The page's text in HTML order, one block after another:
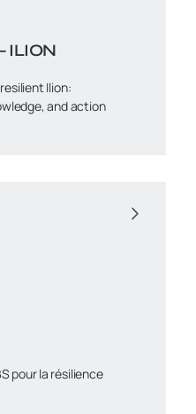
ILION
Ilion:
and action
pour la résilience